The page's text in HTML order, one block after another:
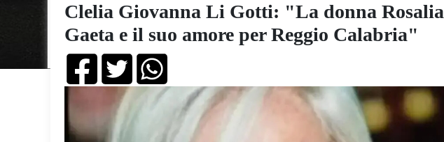
Clelia Giovanna Li Gotti: "La donna Rosalia
Gaeta e il suo amore per Reggio Calabria"